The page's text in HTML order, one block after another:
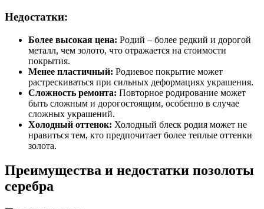
Недостатки:
Более высокая цена: Родий – более редкий и дорогой
металл, чем золото, что отражается на стоимости
покрытия.
Менее пластичный: Родиевое покрытие может
растрескиваться при сильных деформациях украшения.
Сложность ремонта: Повторное родирование может
быть сложным и дорогостоящим, особенно в случае
сложных украшений.
Холодный оттенок: Холодный блеск родия может не
нравиться тем, кто предпочитает более теплые оттенки
золота.
Преимущества и недостатки позолоты
серебра